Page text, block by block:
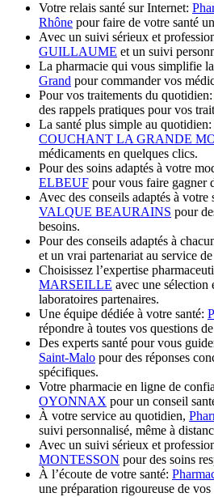
Votre relais santé sur Internet:
Rhône pour faire de votre santé
Avec un suivi sérieux et
GUILLAUME et un suivi
La pharmacie qui vous simplifie
Grand pour commander vos
Pour vos traitements du quotidien:
des rappels pratiques pour vos
La santé plus simple au quotidien:
COUCHANT LA GRANDE
médicaments en quelques clics.
Pour des soins adaptés à votre
ELBEUF pour vous faire gagner
Avec des conseils adaptés à votre
VALQUE BEAURAINS pour
besoins.
Pour des conseils adaptés à
et un vrai partenariat au service
Choisissez l’expertise
MARSEILLE avec une sélection
laboratoires partenaires.
Une équipe dédiée à votre santé:
répondre à toutes vos questions
Des experts santé pour vous
Saint-Malo pour des réponses
spécifiques.
Votre pharmacie en ligne de
OYONNAX pour un conseil
À votre service au quotidien,
suivi personnalisé, même à
Avec un suivi sérieux et
MONTESSON pour des soins
À l’écoute de votre santé:
une préparation rigoureuse de vos